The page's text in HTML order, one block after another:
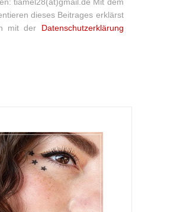
tiamel28(at)gmail.de Mit dem
dieses Beitrages erklärst
mit der Datenschutzerklärung